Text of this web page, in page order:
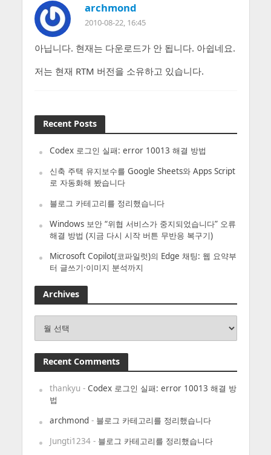
archmond
2010-08-22, 16:45
아닙니다. 현재는 다운로드가 안 됩니다. 아쉽네요.
저는 현재 RTM 버전을 소유하고 있습니다.
Recent Posts
Codex 로그인 실패: error 10013 해결 방법
신축 주택 유지보수를 Google Sheets와 Apps Script
로 자동화해 봤습니다
블로그 카테고리를 정리했습니다
Windows 보안 “위협 서비스가 중지되었습니다” 오류
해결 방법 (지금 다시 시작 버튼 무반응 복구기)
Microsoft Copilot(코파일럿)의 Edge 채팅: 웹 요약부
터 글쓰기·이미지 분석까지
Archives
Recent Comments
thankyu - Codex 로그인 실패: error 10013 해결 방
법
archmond - 블로그 카테고리를 정리했습니다
Jungti1234- 블로그 카테고리를 정리했습니다